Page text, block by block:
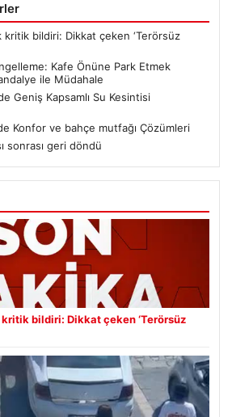
kritik bildiri: Dikkat çeken ‘Terörsüz
Kafe Önüne Park Etmek
ile Müdahale
Geniş Kapsamlı Su Kesintisi
Konfor ve bahçe mutfağı Çözümleri
sonrası geri döndü
kritik bildiri: Dikkat çeken ‘Terörsüz